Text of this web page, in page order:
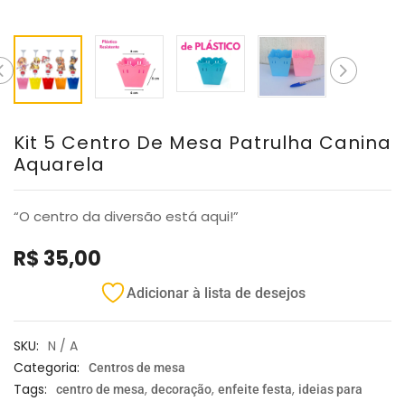
Kit 5 Centro De Mesa Patrulha Canina
Aquarela
“O centro da diversão está aqui!”
R$ 35,00
Adicionar à lista de desejos
SKU: N / A
Categoria:
Centros de mesa
Tags: centro de mesa, decoração, enfeite festa, ideias para